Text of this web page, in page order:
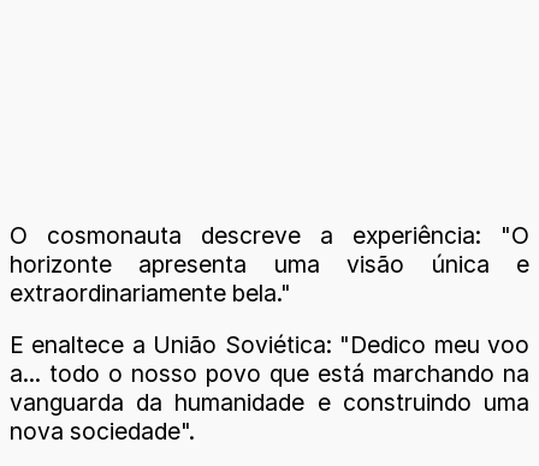
O cosmonauta descreve a experiência: "O
horizonte apresenta uma visão única e
extraordinariamente bela."
E enaltece a União Soviética: "Dedico meu voo
a... todo o nosso povo que está marchando na
vanguarda da humanidade e construindo uma
nova sociedade".